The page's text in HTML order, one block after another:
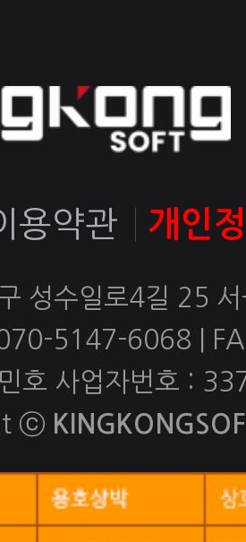
용약관 개인
성수일로4길 25
5147-6068 |
호 사업자번호 :
ⓒ